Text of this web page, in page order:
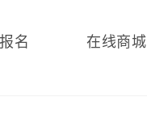
名 在线商城